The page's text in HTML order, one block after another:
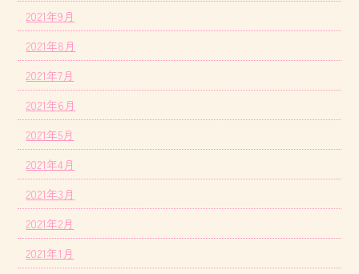
2021年9月
2021年8月
2021年7月
2021年6月
2021年5月
2021年4月
2021年3月
2021年2月
2021年1月